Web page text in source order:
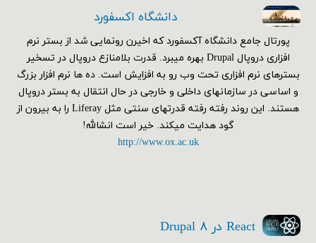
دانشگاه اکسفورد
پورتال جامع دانشگاه آکسفورد که اخیرن رونمایی شد از بستر نرم
افزاری دروپال Drupal بهره میبرد. قدرت بلامنازع دروپال در تسخیر
بسترهای نرم افزاری تحت وب رو به افزایش است. ده ها نرم افزار بزرگ
و اساسی در سازمانهای داخلی و خارجی در حال انتقال به بستر دروپال
هستند. این روند رفته رفته قدرتهای سنتی مثل Liferay را به بیرون از
گود هدایت میکند. خیر است انشالله!
http://www.ox.ac.uk
React در Drupal ۸